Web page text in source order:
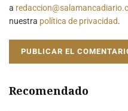
a
nuestra política de privacidad.
Recomendado